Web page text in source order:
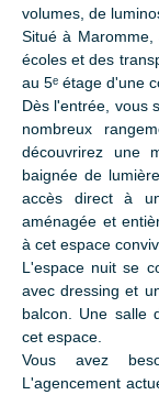
volumes, de
Situé à
écoles et des
au 5ᵉ étage d'une
Dès l'entrée, vous
nombreux
découvrirez une
baignée de
accès direct à
aménagée et
à cet espace
L'espace nuit se
avec dressing et
balcon. Une salle
cet espace.
Vous avez
L'agencement